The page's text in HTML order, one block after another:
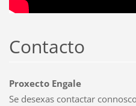
Contacto
Proxecto Engale
Se desexas contactar